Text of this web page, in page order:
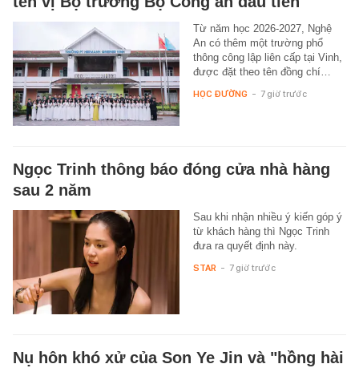
Từ năm học 2026-2027, Nghệ
An có thêm một trường phổ
thông công lập liên cấp tại Vinh,
được đặt theo tên đồng chí…
HỌC ĐƯỜNG - 7 giờ trước
Ngọc Trinh thông báo đóng cửa nhà hàng
sau 2 năm
Sau khi nhận nhiều ý kiến góp ý
từ khách hàng thì Ngọc Trinh
đưa ra quyết định này.
STAR - 7 giờ trước
Nụ hôn khó xử của Son Ye Jin và "hồng hài